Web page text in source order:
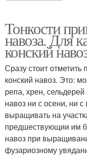
Тонкости
навоза. Для
конский
Сразу стоит отметить
конский навоз. Это:
репа, хрен,
навоз ни с осени, ни
выращивать на
предшествующии им
навоз при
фузариозному